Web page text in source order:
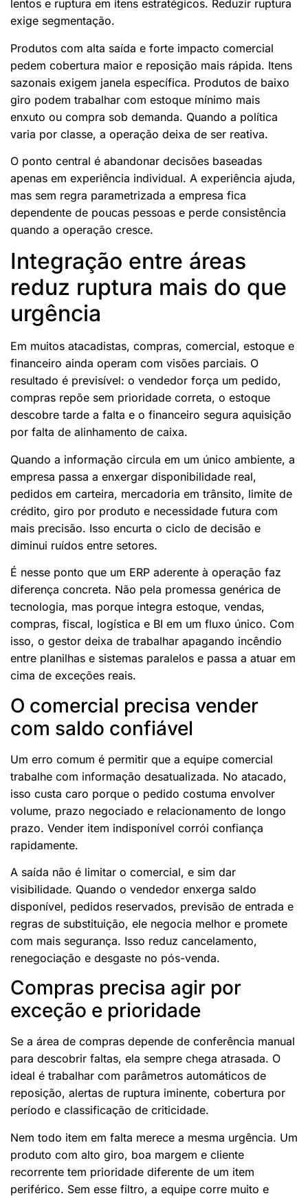
lentos e ruptura em itens estratégicos. Reduzir ruptura
exige segmentação.
Produtos com alta saída e forte impacto comercial
pedem cobertura maior e reposição mais rápida. Itens
sazonais exigem janela específica. Produtos de baixo
giro podem trabalhar com estoque mínimo mais
enxuto ou compra sob demanda. Quando a política
varia por classe, a operação deixa de ser reativa.
O ponto central é abandonar decisões baseadas
apenas em experiência individual. A experiência ajuda,
mas sem regra parametrizada a empresa fica
dependente de poucas pessoas e perde consistência
quando a operação cresce.
Integração entre áreas
reduz ruptura mais do que
urgência
Em muitos atacadistas, compras, comercial, estoque e
financeiro ainda operam com visões parciais. O
resultado é previsível: o vendedor força um pedido,
compras repõe sem prioridade correta, o estoque
descobre tarde a falta e o financeiro segura aquisição
por falta de alinhamento de caixa.
Quando a informação circula em um único ambiente, a
empresa passa a enxergar disponibilidade real,
pedidos em carteira, mercadoria em trânsito, limite de
crédito, giro por produto e necessidade futura com
mais precisão. Isso encurta o ciclo de decisão e
diminui ruídos entre setores.
É nesse ponto que um ERP aderente à operação faz
diferença concreta. Não pela promessa genérica de
tecnologia, mas porque integra estoque, vendas,
compras, fiscal, logística e BI em um fluxo único. Com
isso, o gestor deixa de trabalhar apagando incêndio
entre planilhas e sistemas paralelos e passa a atuar em
cima de exceções reais.
O comercial precisa vender
com saldo confiável
Um erro comum é permitir que a equipe comercial
trabalhe com informação desatualizada. No atacado,
isso custa caro porque o pedido costuma envolver
volume, prazo negociado e relacionamento de longo
prazo. Vender item indisponível corrói confiança
rapidamente.
A saída não é limitar o comercial, e sim dar
visibilidade. Quando o vendedor enxerga saldo
disponível, pedidos reservados, previsão de entrada e
regras de substituição, ele negocia melhor e promete
com mais segurança. Isso reduz cancelamento,
renegociação e desgaste no pós-venda.
Compras precisa agir por
exceção e prioridade
Se a área de compras depende de conferência manual
para descobrir faltas, ela sempre chega atrasada. O
ideal é trabalhar com parâmetros automáticos de
reposição, alertas de ruptura iminente, cobertura por
período e classificação de criticidade.
Nem todo item em falta merece a mesma urgência. Um
produto com alto giro, boa margem e cliente
recorrente tem prioridade diferente de um item
periférico. Sem esse filtro, a equipe corre muito e